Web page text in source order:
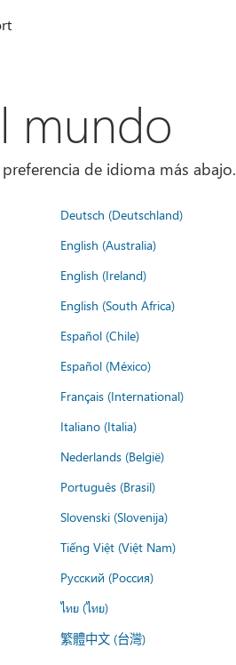
mundo
de idioma más abajo.
Deutsch (Deutschland)
English (Australia)
English (Ireland)
English (South Africa)
Español (Chile)
Español (México)
Français (International)
Italiano (Italia)
Nederlands (België)
Português (Brasil)
Slovenski (Slovenija)
Tiếng Việt (Việt Nam)
Русский (Россия)
ไทย (ไทย)
繁體中文 (台灣)